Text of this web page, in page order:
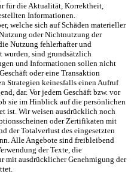
für die Aktualität, Korrektheit,
Informationen.
welche sich auf Schäden materieller
oder Nichtnutzung der
Nutzung fehlerhafter und
wurden, sind grundsätzlich
und Informationen sollen nicht
oder eine Transaktion
Strategien keinesfalls einen Aufruf
dar. Vor jedem Geschäft bzw. vor
sie im Hinblick auf die persönlichen
ist. Wir weisen ausdrücklich noch
oder Zertifikaten mit
der Totalverlust des eingesetzten
Alle Angebote sind freibleibend
der Texte, die
ausdrücklicher Genehmigung der